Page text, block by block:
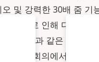
및 강력한 30배 줌 기
페이스로 인해 다른 시스
의실 등과 같은 환경에서
, 영상 회의에서 피어 투